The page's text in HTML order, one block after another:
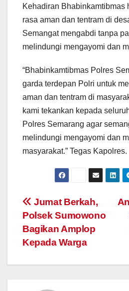
Kehadiran Bhabinkamtibmas
rasa aman dan tentram di
Semangat mengabdi tanpa
melindungi mengayomi dan
“Bhabinkamtibmas Polres
garda terdepan Polri untuk
aman dan tentram di
kami tekankan kepada
Polres Semarang agar
melindungi mengayomi dan
masyarakat.” Tegas Kapolres.
Post
navigation
Jumat Berkah,
Polsek Sumowono
Bagikan Amplop
Kepada Warga